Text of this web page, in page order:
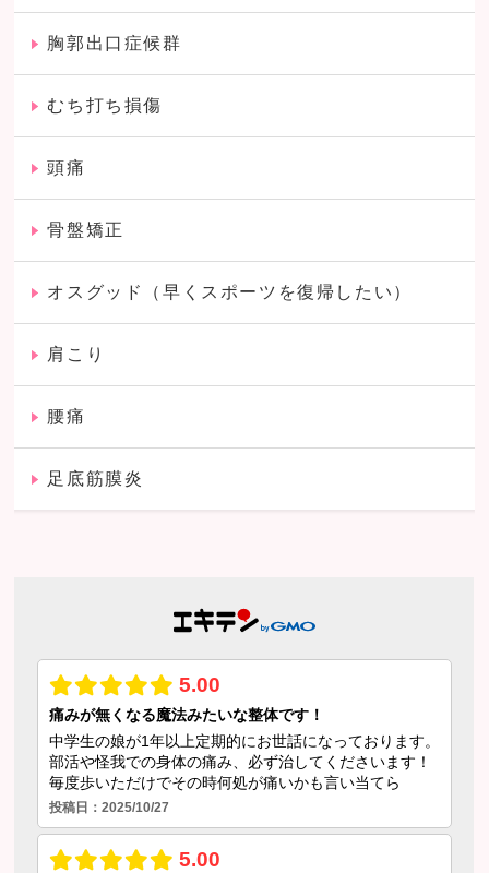
胸郭出口症候群
むち打ち損傷
頭痛
骨盤矯正
オスグッド（早くスポーツを復帰したい）
肩こり
腰痛
足底筋膜炎